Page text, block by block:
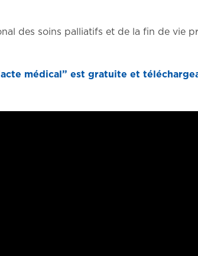
des soins palliatifs et de la fin de vie
médical” est gratuite et